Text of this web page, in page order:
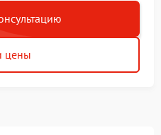
цены